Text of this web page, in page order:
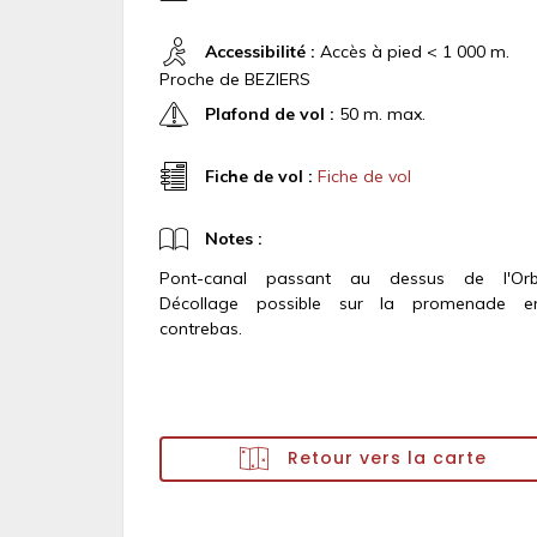
Accessibilité : Accès à pied < 1 000 m.
Proche de BEZIERS
Plafond de vol : 50 m. max.
Fiche de vol : Fiche de vol
Notes :
Pont-canal passant au dessus de
Décollage possible sur la promenade
contrebas.
Retour vers la carte